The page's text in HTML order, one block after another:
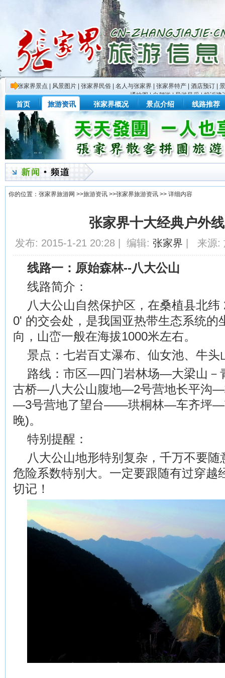
张家界景点 风景图片 张家界民俗 名人与张家界 张家界特产 酒店预订
通地图|自驾游|导游风采|投诉建
首页 旅游资讯 张家界概况 景点介绍 线路推荐
你的位置： 张家界旅游网 >>旅游资讯 >>张家界旅游资讯 >> 详细内容
张家界十大经典户外
发布: 2015-1-21 20:28 | 编辑: 张家界 | 来源:
线路一：原始森林--八大公山
线路简介：
八大公山自然保护区，在桑植县北
0' 的交会处，是我国亚热带生态系统的
向，山峦一般在海拔1000米左右。
景点：七岩百丈瀑布、仙女池、牛头
路线：市区—四门岩林场—大梁山－
古桥—八大公山腹地—2号营地长平沟
—3号营地了望台——珙桐林—车齐坪—
晚)。
特别提醒：
八大公山地形特别复杂，千万不要
危险系数特别大。一定要跟随有过穿越
切记！